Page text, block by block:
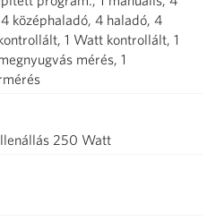
középhaladó, 4 haladó, 4
1 Watt kontrollált, 1
mérés, 1
250 Watt